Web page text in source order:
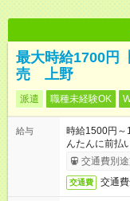
最大時給1700円
売 上野
派遣 職種未経験OK
給与
時給1500円
んたんに前払
交通費別
交通費 交通